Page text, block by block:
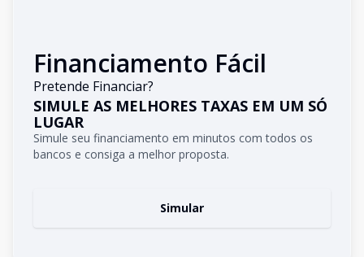
Financiamento Fácil
Pretende Financiar?
SIMULE AS MELHORES TAXAS EM UM SÓ
LUGAR
Simule seu financiamento em minutos com todos os
bancos e consiga a melhor proposta.
Simular